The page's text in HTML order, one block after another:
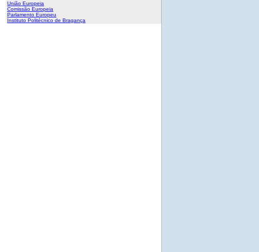
União Europeia
Comissão Europeia
Parlamento Europeu
Instituto Politécnico de Bragança